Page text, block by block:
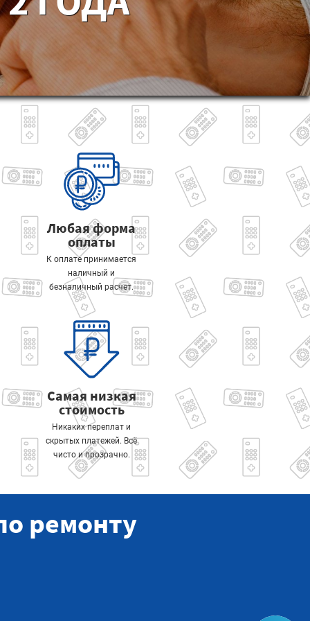
Любая форма
оплаты
К оплате принимается
наличный и
безналичный расчет.
Самая низкая
стоимость
Никаких переплат и
скрытых платежей. Всё
чисто и прозрачно.
ремонту